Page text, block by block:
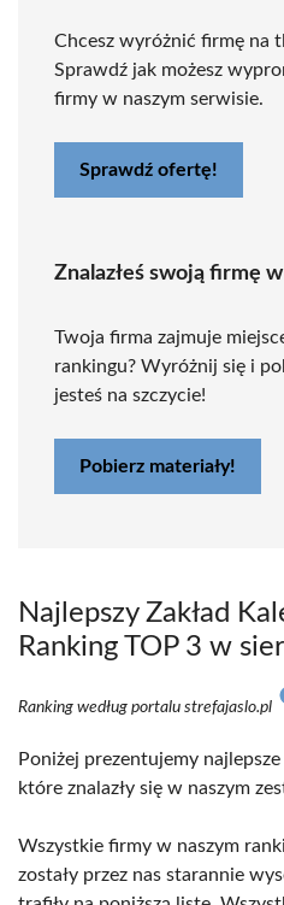
Chcesz wyróżnić firmę na
Sprawdź jak możesz
firmy w naszym serwisie.
Sprawdź ofertę!
Znalazłeś swoją firmę
Twoja firma zajmuje
rankingu? Wyróżnij się i
jesteś na szczycie!
Pobierz materiały!
Najlepszy Zakład
Ranking TOP 3 w
Ranking według portalu strefajaslo.pl
Poniżej prezentujemy
które znalazły się w naszym
Wszystkie firmy w naszym
zostały przez nas starannie